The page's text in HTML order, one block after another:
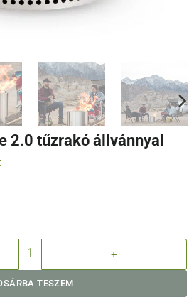
2.0 tűzrakó állvánnyal
Ártartomány:
állvánnyal mennyiség
TESZEM